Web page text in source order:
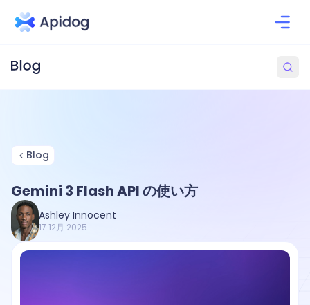
Blog
Gemini 3 Flash API の使い方
Ashley Innocent
17 12月 2025